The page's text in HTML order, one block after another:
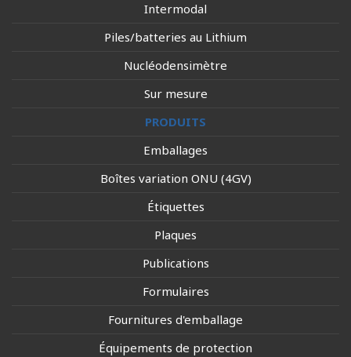
Intermodal
Piles/batteries au Lithium
Nucléodensimètre
Sur mesure
PRODUITS
Emballages
Boîtes variation ONU (4GV)
Étiquettes
Plaques
Publications
Formulaires
Fournitures d'emballage
Équipements de protection